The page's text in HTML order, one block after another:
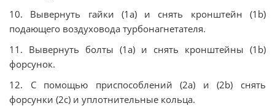
10. Вывернуть гайки (1a) и снять кронштейн (1b)
подающего воздуховода турбонагнетателя.
11. Вывернуть болты (1a) и снять кронштейны (1b)
форсунок.
12. С помощью приспособлений (2a) и (2b) снять
форсунки (2c) и уплотнительные кольца.